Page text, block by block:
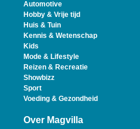
Automotive
Hobby & Vrije tijd
Huis & Tuin
Kennis & Wetenschap
Kids
Mode & Lifestyle
Reizen & Recreatie
Showbizz
Sport
Voeding & Gezondheid
Over Magvilla